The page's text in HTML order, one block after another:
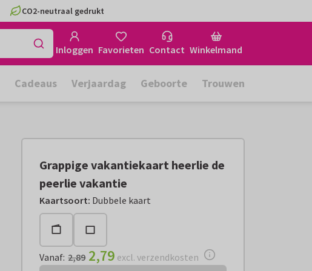
CO2-neutraal gedrukt
Inloggen Favorieten Contact Winkelmand
Cadeaus Verjaardag Geboorte Trouwen
Grappige vakantiekaart heerlie de
peerlie vakantie
Kaartsoort: Dubbele kaart
Vanaf:€ 2,79 excl. verzendkosten
Vanaf: 2,89 2,79 excl. verzendkosten